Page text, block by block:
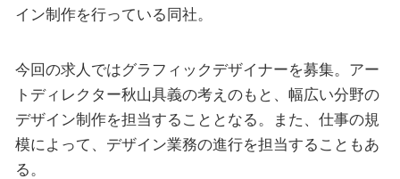
イン制作を行っている同社。
今回の求人ではグラフィックデザイナーを募集。アー
トディレクター秋山具義の考えのもと、幅広い分野の
デザイン制作を担当することとなる。また、仕事の規
模によって、デザイン業務の進行を担当することもあ
る。